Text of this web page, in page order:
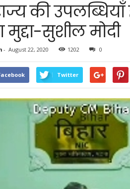
की उपलब्धियाँ
सुशील मोदी
- August 22, 2020 1202 0
Twitter